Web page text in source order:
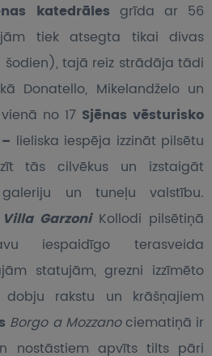
katedrāles grīda ar 56
tiek atsegta tikai divas
šodien), tajā reiz strādāja tādi
Donatello, Mikelandželo un
no 17 Sjēnas vēsturisko
lieliska iespēja izzināt pilsētu
tās cilvēkus un izstaigāt
un tuneļu valstību.
Villa Garzoni Kollodi pilsētiņā
iespaidīgo terasveida
statujām, grezni izzīmēto
rakstu un krāšņajiem
Borgo a Mozzanociematiņā ir
nostāstiem apvīts tilts pāri